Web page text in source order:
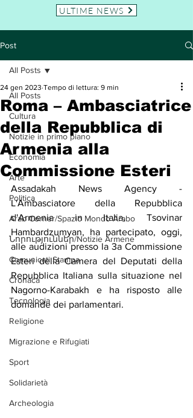
ULTIME NEWS
Post
All Posts
Cultura
Notizie in primo piano
Economia
Arte
Politica
Arab Corner/Spazio Mondo Arabo
Նորություններ/Notizie Armene
Comunicati Stampa
Cronaca
Tecnologia
Religione
Migrazione e Rifugiati
Sport
Solidarietà
Archeologia
All Posts
Roma – Ambasciatrice
della Repubblica di
Armenia alla
Commissione Esteri
24 gen 2023 Tempo di lettura: 9 min
Assadakah News Agency -
L'Ambasciatore della Repubblica
d'Armenia in Italia, Tsovinar
Hambardzumyan, ha partecipato, oggi,
alle audizioni presso la 3a Commissione
Esteri della Camera del Deputati della
Repubblica Italiana sulla situazione nel
Nagorno-Karabakh e ha risposto alle
domande dei parlamentari.